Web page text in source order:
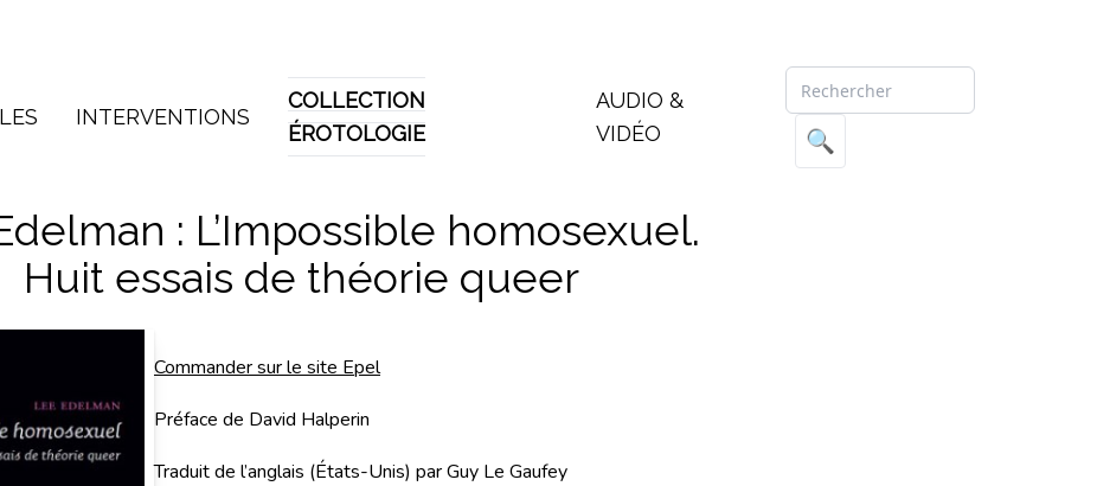
INTERVENTIONS
COLLECTION
ÉROTOLOGIE
AUDIO &
VIDÉO
🔍
: L’Impossible homosexuel.
Huit essais de théorie queer
Commander sur le site Epel
Préface de David Halperin
Traduit de l’anglais (États-Unis) par Guy Le Gaufey